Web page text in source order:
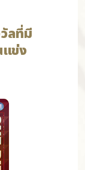
ลที่มี
แข่ง